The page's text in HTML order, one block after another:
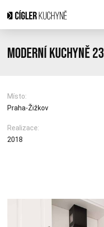
Moderní kuchyně 23
Místo:
Praha-Žižkov
Realizace:
2018